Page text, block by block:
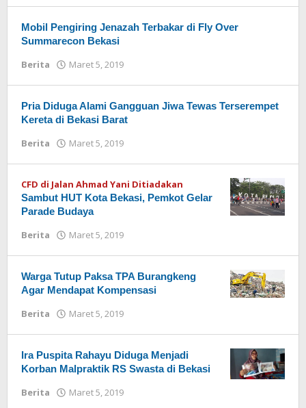
Mobil Pengiring Jenazah Terbakar di Fly Over
Summarecon Bekasi
Berita Maret 5, 2019
Pria Diduga Alami Gangguan Jiwa Tewas Terserempet
Kereta di Bekasi Barat
Berita Maret 5, 2019
CFD di Jalan Ahmad Yani Ditiadakan
Sambut HUT Kota Bekasi, Pemkot Gelar
Parade Budaya
Berita Maret 5, 2019
Warga Tutup Paksa TPA Burangkeng
Agar Mendapat Kompensasi
Berita Maret 5, 2019
Ira Puspita Rahayu Diduga Menjadi
Korban Malpraktik RS Swasta di Bekasi
Berita Maret 5, 2019